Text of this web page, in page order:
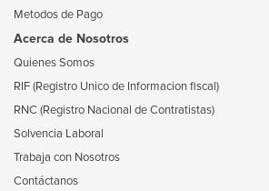
Metodos de Pago
Acerca de Nosotros
Quienes Somos
RIF (Registro Unico de Informacion fiscal)
RNC (Registro Nacional de Contratistas)
Solvencia Laboral
Trabaja con Nosotros
Contáctanos